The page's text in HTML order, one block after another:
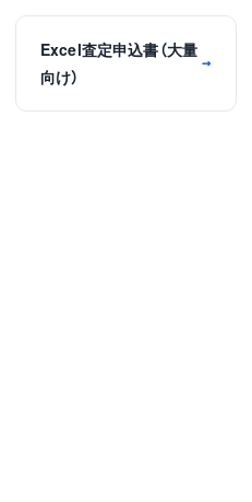
Excel査定申込書（大量
向け）
→